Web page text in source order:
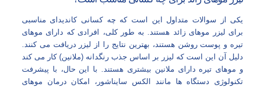
یکی از سوالات متداول این است که چه کسانی کاندیدای مناسبی
برای لیزر موهای زائد هستند. به طور کلی، افرادی که دارای موهای
تیره و پوست روشن هستند، بهترین نتایج را از لیزر دریافت می‌ کنند.
دلیل آن این است که لیزر بر اساس جذب رنگدانه (ملانین) کار می‌ کند
و موهای تیره دارای ملانین بیشتری هستند. با این حال، با پیشرفت
تکنولوژی دستگاه‌ ها مانند الکس سایناشور، امکان درمان موهای